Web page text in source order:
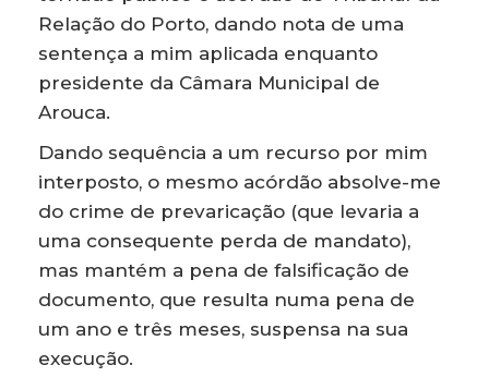
Relação do Porto, dando nota de uma
sentença a mim aplicada enquanto
presidente da Câmara Municipal de
Arouca.
Dando sequência a um recurso por mim
interposto, o mesmo acórdão absolve-me
do crime de prevaricação (que levaria a
uma consequente perda de mandato),
mas mantém a pena de falsificação de
documento, que resulta numa pena de
um ano e três meses, suspensa na sua
execução.